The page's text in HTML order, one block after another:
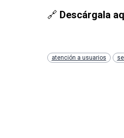
🔗 Descárgala
atención a usuarios